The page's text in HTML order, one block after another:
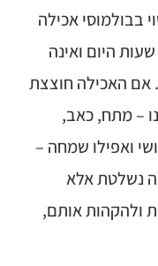
בבולמוסי אכילה
היום ואינה
אם האכילה חוצצת
– מתח, כאב,
ואפילו שמחה –
נשלטת אלא
ולהקהות אותם,